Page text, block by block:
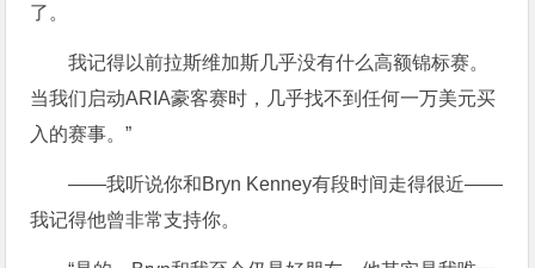
了。
我记得以前拉斯维加斯几乎没有什么高额锦标赛。
当我们启动ARIA豪客赛时，几乎找不到任何一万美元买
入的赛事。”
——我听说你和Bryn Kenney有段时间走得很近——
我记得他曾非常支持你。